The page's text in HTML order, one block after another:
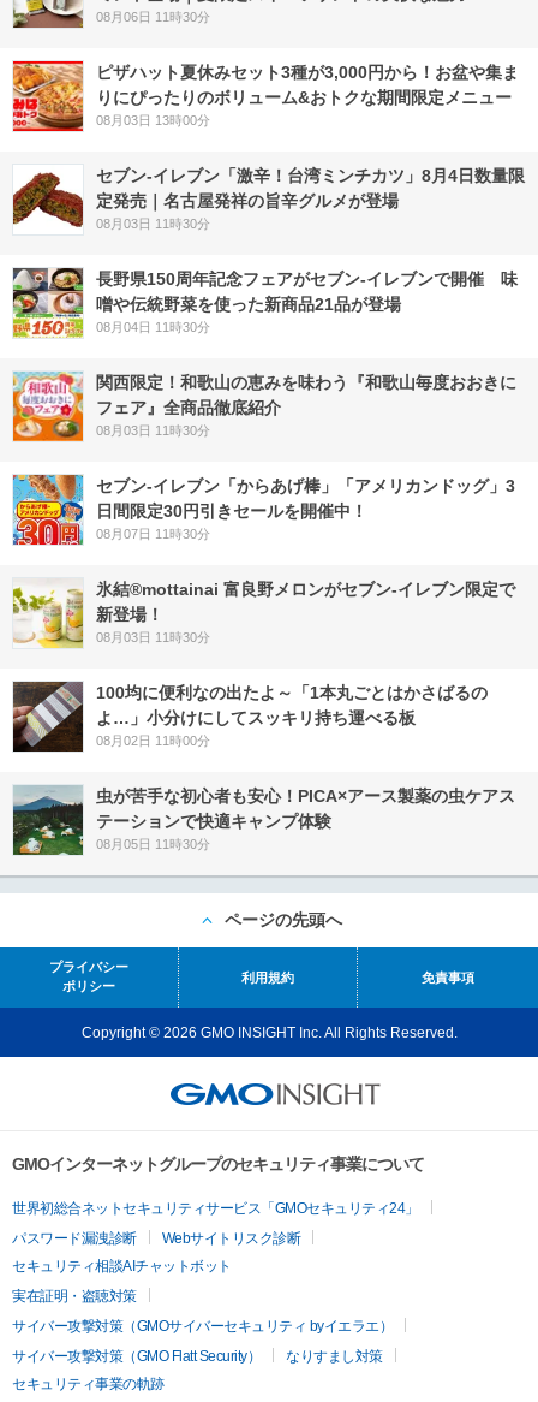
08月06日 11時30分
ピザハット夏休みセット3種が3,000円から！お盆や集ま
りにぴったりのボリューム&おトクな期間限定メニュー
08月03日 13時00分
セブン-イレブン「激辛！台湾ミンチカツ」8月4日数量限
定発売｜名古屋発祥の旨辛グルメが登場
08月03日 11時30分
長野県150周年記念フェアがセブン-イレブンで開催 味
噌や伝統野菜を使った新商品21品が登場
08月04日 11時30分
関西限定！和歌山の恵みを味わう『和歌山毎度おおきに
フェア』全商品徹底紹介
08月03日 11時30分
セブン‐イレブン「からあげ棒」「アメリカンドッグ」3
日間限定30円引きセールを開催中！
08月07日 11時30分
氷結®mottainai 富良野メロンがセブン‐イレブン限定で
新登場！
08月03日 11時30分
100均に便利なの出たよ～「1本丸ごとはかさばるの
よ…」小分けにしてスッキリ持ち運べる板
08月02日 11時00分
虫が苦手な初心者も安心！PICA×アース製薬の虫ケアス
テーションで快適キャンプ体験
08月05日 11時30分
ページの先頭へ
プライバシー
ポリシー
利用規約 免責事項
Copyright © 2026 GMO INSIGHT Inc. All Rights Reserved.
GMOインターネットグループのセキュリティ事業について
世界初総合ネットセキュリティサービス「GMOセキュリティ24」
パスワード漏洩診断
Webサイトリスク診断
セキュリティ相談AIチャットボット
実在証明・盗聴対策
サイバー攻撃対策（GMOサイバーセキュリティ byイエラエ）
サイバー攻撃対策（GMO Flatt Security）
なりすまし対策
セキュリティ事業の軌跡